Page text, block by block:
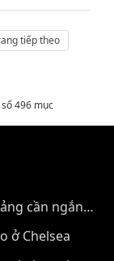
tiếp theo
496 mục
cần ngắn
ở Chelsea